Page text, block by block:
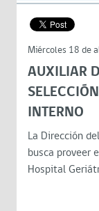
Miércoles 18 de
AUXILIAR
INTERNO
La Dirección
busca proveer
Hospital